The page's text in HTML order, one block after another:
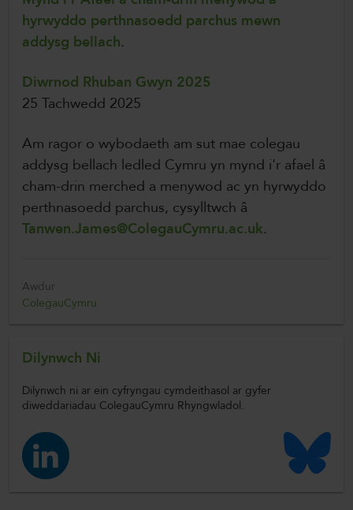
hyrwyddo perthnasoedd parchus mewn
addysg bellach.
Diwrnod Rhuban Gwyn 2025
25 Tachwedd 2025
Am ragor o wybodaeth am sut mae colegau
addysg bellach ledled Cymru yn mynd i'r afael â
cham-drin merched a menywod ac yn hyrwyddo
perthnasoedd parchus, cysylltwch â
Tanwen.James@ColegauCymru.ac.uk.
Awdur
ColegauCymru
Dilynwch Ni
Dilynwch ni ar ein cyfryngau cymdeithasol ar gyfer
diweddariadau ColegauCymru Rhyngwladol.